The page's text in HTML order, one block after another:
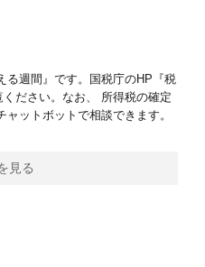
る週間』です。国税庁のHP『税
ださい。なお、 所得税の確定
ットボットで相談できます。
見る